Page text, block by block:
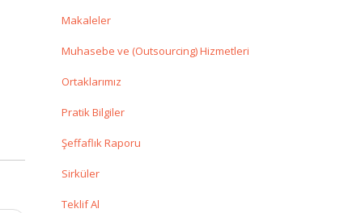
Makaleler
Muhasebe ve (Outsourcing) Hizmetleri
Ortaklarımız
Pratik Bilgiler
Şeffaflık Raporu
Sirküler
Teklif Al